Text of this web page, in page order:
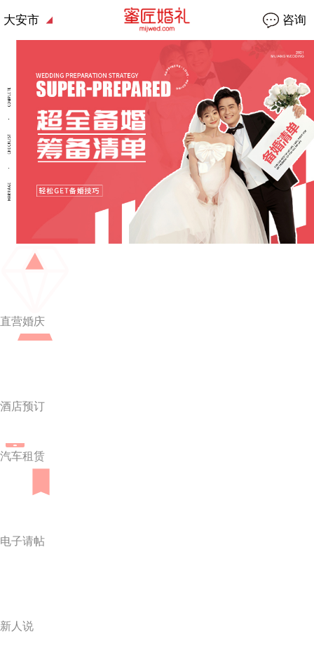
大安市 咨询
直营婚庆
酒店预订
汽车租赁
电子请帖
新人说